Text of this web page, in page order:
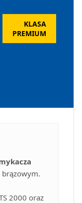
KLASA
PREMIUM
2000 oraz